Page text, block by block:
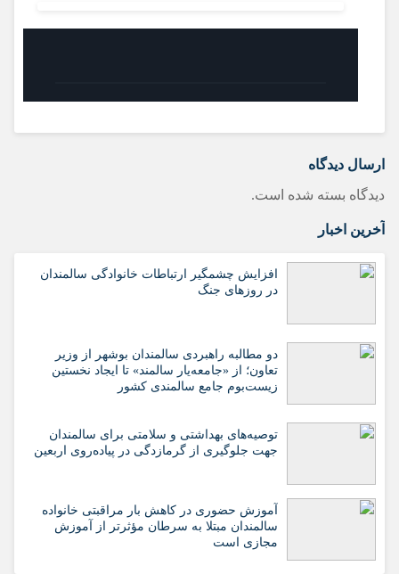
ارسال دیدگاه
دیدگاه بسته شده است.
آخرین اخبار
افزایش چشمگیر ارتباطات خانوادگی سالمندان
در روزهای جنگ
دو مطالبه راهبردی سالمندان بوشهر از وزیر
تعاون؛ از «جامعه‌یار سالمند» تا ایجاد نخستین
زیست‌بوم جامع سالمندی کشور
️توصیه‌های بهداشتی و سلامتی برای سالمندان
جهت جلوگیری از گرمازدگی در پیاده‌روی اربعین
آموزش حضوری در کاهش بار مراقبتی خانواده
سالمندان مبتلا به سرطان مؤثرتر از آموزش
مجازی است